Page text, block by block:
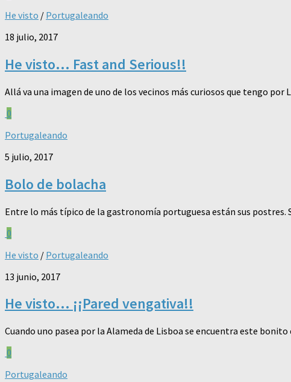
He visto / Portugaleando
18 julio, 2017
He visto… Fast and Serious!!
Allá va una imagen de uno de los vecinos más curiosos que tengo
0
Portugaleando
5 julio, 2017
Bolo de bolacha
Entre lo más típico de la gastronomía portuguesa están sus postres.
0
He visto / Portugaleando
13 junio, 2017
He visto… ¡¡Pared vengativa!!
Cuando uno pasea por la Alameda de Lisboa se encuentra este
0
Portugaleando